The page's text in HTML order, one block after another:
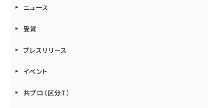
ニュース
受賞
プレスリリース
イベント
共プロ（区分T）